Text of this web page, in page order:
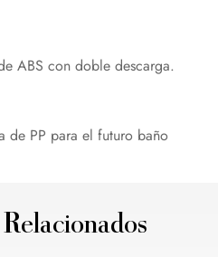
ABS con doble descarga.
de PP para el futuro baño